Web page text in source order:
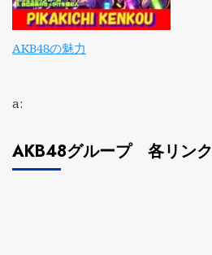
AKB48の魅力
a:
AKB48グループ 各リンク